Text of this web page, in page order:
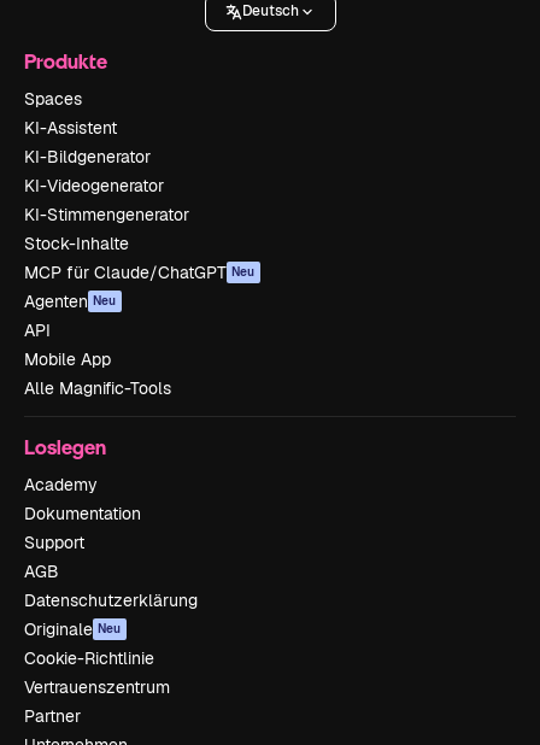
Deutsch
Produkte
Spaces
KI-Assistent
KI-Bildgenerator
KI-Videogenerator
KI-Stimmengenerator
Stock-Inhalte
MCP für Claude/ChatGPT Neu
Agenten Neu
API
Mobile App
Alle Magnific-Tools
Loslegen
Academy
Dokumentation
Support
AGB
Datenschutzerklärung
Originale Neu
Cookie-Richtlinie
Vertrauenszentrum
Partner